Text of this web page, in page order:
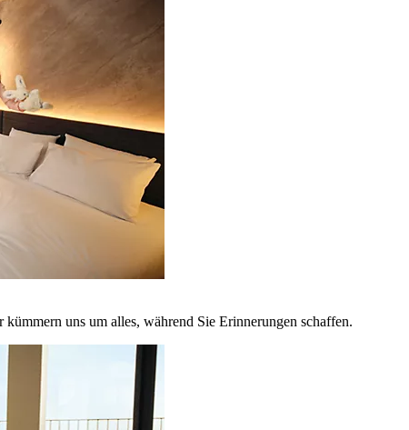
uns um alles, während Sie Erinnerungen schaffen.